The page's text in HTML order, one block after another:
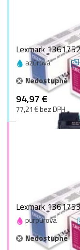
Lexmark
azúrová
Nedostupné
94,97 €
77,21 € bez DPH
Lexmark
purpurová
Nedostupné